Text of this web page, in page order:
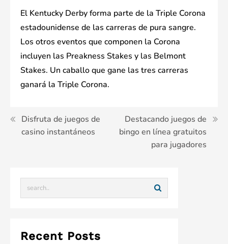
El Kentucky Derby forma parte de la Triple Corona
estadounidense de las carreras de pura sangre.
Los otros eventos que componen la Corona
incluyen las Preakness Stakes y las Belmont
Stakes. Un caballo que gane las tres carreras
ganará la Triple Corona.
Post
navigation
Disfruta de juegos de
casino instantáneos
Destacando juegos de
bingo en línea gratuitos
para jugadores
Recent Posts